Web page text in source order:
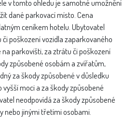
v tomto ohledu je samotné umožnění
dané parkovací místo. Cena
ceníkem hotelu. Ubytovatel
poškození vozidla zaparkovaného
parkovišti, za ztrátu či poškození
způsobené osobám a zvířatům,
za škody způsobené v důsledku
vyšší moci a za škody způsobené
neodpovídá za škody způsobené
nebo jinými třetími osobami.